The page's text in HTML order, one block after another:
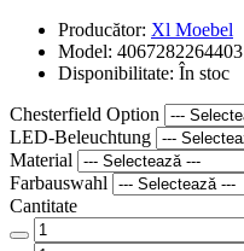
Producător: Xl Moebel
Model: 4067282264403
Disponibilitate: În stoc
Chesterfield Option
LED-Beleuchtung
Material
Farbauswahl
Cantitate